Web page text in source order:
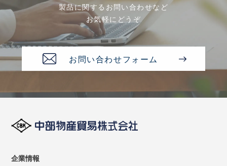
製品に関するお問い合わせなど
お気軽にどうぞ
お問い合わせフォーム
企業情報